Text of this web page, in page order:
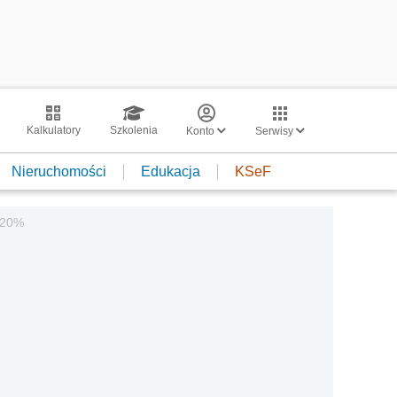
Kalkulatory Szkolenia Konto Serwisy
Nieruchomości Edukacja KSeF